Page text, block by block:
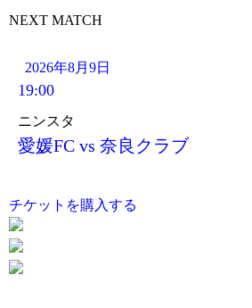
NEXT MATCH
2026年8月9日
19:00
ニンスタ
愛媛FC vs 奈良クラブ
チケットを購入する